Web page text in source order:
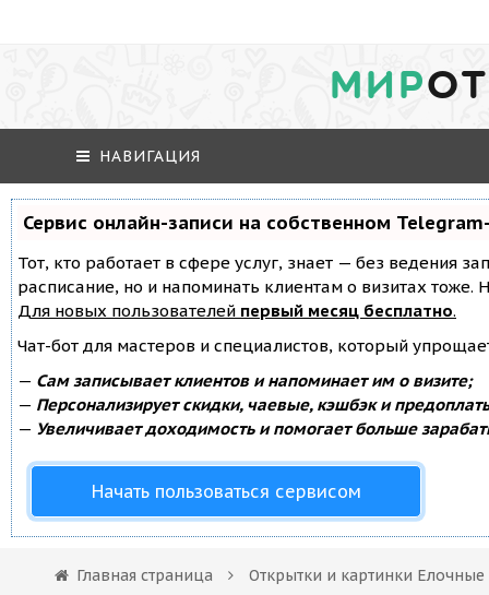
МИР
НАВИГАЦИЯ
Сервис онлайн-записи на собственном
Тот, кто работает в сфере услуг, знает — без ведения
расписание, но и напоминать клиентам о визитах
Для новых пользователей первый месяц бесплатно.
Чат-бот для мастеров и специалистов, который
— Сам записывает клиентов и напоминает им о визите;
— Персонализирует скидки, чаевые, кэшбэк и
— Увеличивает доходимость и помогает больше
Начать пользоваться сервисом
Главная страница Открытки и картинки